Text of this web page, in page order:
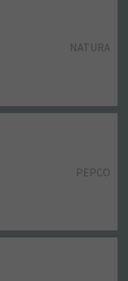
NATURA
PEPCO